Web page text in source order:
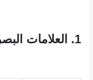
1. العلامات البصرية